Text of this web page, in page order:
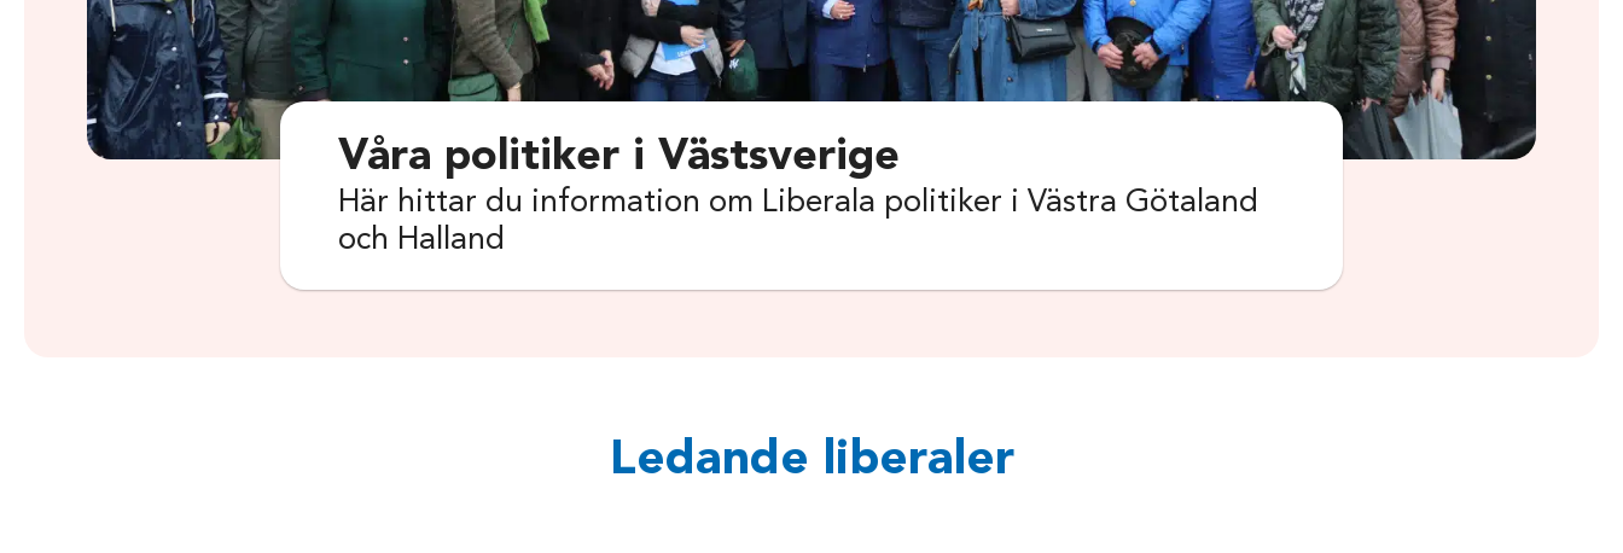
Våra politiker i Västsverige
Här hittar du information om Liberala politiker i Västra Götaland
och Halland
Ledande liberaler